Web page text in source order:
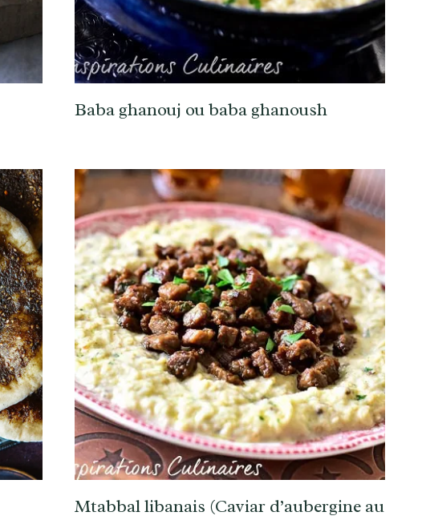
Baba ghanouj ou baba ghanoush
Mtabbal libanais (Caviar d’aubergine au